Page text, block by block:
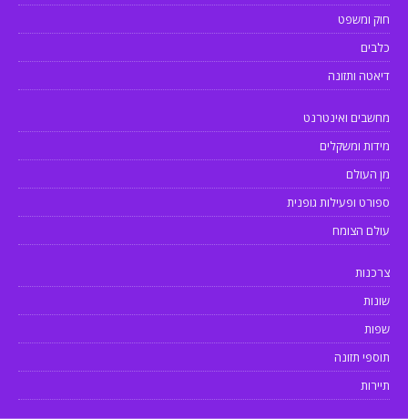
חוק ומשפט
כלבים
דיאטה ותזונה
מחשבים ואינטרנט
מידות ומשקלים
מן העולם
ספורט ופעילות גופנית
עולם הצומח
צרכנות
שונות
שפות
תוספי תזונה
תיירות